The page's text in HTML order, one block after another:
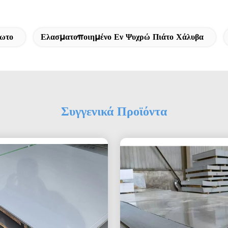
Ελασματοποιημένο Εν Ψυχρώ Πιάτο Χάλυβα
Συγγενικά Προϊόντα